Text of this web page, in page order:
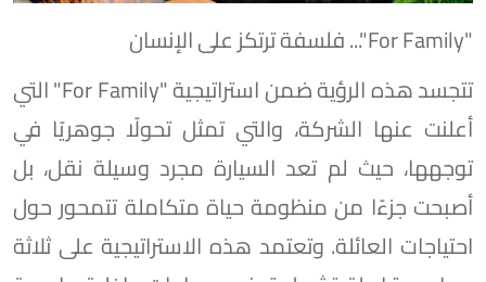
"For Family"... فلسفة ترتكز على الإنسان
تتجسد هذه الرؤية ضمن استراتيجية "For Family" التي
أعلنت عنها الشركة، والتي تمثل تحولًا جوهريًا في
توجهها، حيث لم تعد السيارة مجرد وسيلة نقل، بل
أصبحت جزءًا من منظومة حياة متكاملة تتمحور حول
احتياجات العائلة. وتعتمد هذه الاستراتيجية على ثلاثة